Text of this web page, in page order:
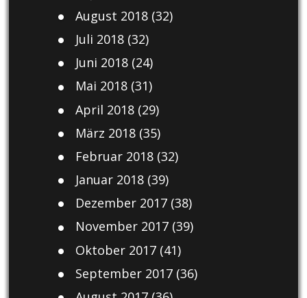
August 2018(32)
Juli 2018(32)
Juni 2018(24)
Mai 2018(31)
April 2018(29)
März 2018(35)
Februar 2018(32)
Januar 2018(39)
Dezember 2017(38)
November 2017(39)
Oktober 2017(41)
September 2017(36)